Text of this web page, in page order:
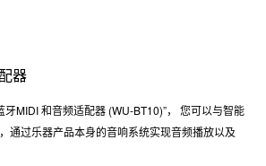
器
牙MIDI 和音频适配器 (WU-BT10)”， 您可以与智能
通过乐器产品本身的音响系统实现音频播放以及